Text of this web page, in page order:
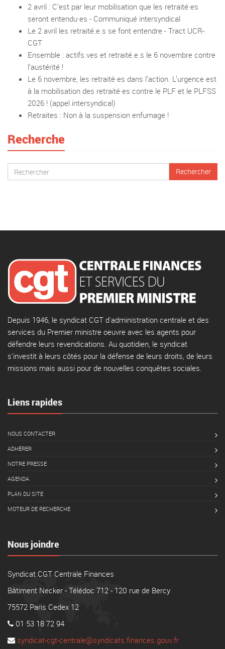
2 avril : C’est par leur mobilisation que les retraité·es
seront entendu·es - Communiqué intersyndical
Le 2 avril les retraité.e.s se font entendre - Tract UCR-
CGT
Ensemble : actifs.ves et retraité.e.s le 6 novembre contre
l’austérité !
Le 6 novembre, les retraité·es dans l’action. L’urgence est
à la mobilisation des retraité·es contre le PLF et le PLFSS
2026 ! (appel intersyndical)
Retraites : Non à la suspension enfumage !
Recherche
Depuis 1946, le syndicat CGT d'administration centrale et des
services du Premier ministre oeuvre avec les agents pour
défendre leurs revendications. Au quotidien, le syndicat
s'investit à leurs côtés pour la défense de leurs droits, de leurs
missions mais aussi pour de nouvelles conquêtes sociales.
Liens rapides
NOUS CONTACTER
ADHÉRER
NOTRE PRESSE
AGENDA
PLAN DU SITE
MOTEUR DE RECHERCHE
Nous joindre
Syndicat CGT Centrale Finances
Bâtiment Necker - Télédoc 712 - 120 rue de Bercy
75572 Paris Cedex 12
01 53 18 72 94
syndicat-cgt-centrale@syndicats.finances.gouv.fr